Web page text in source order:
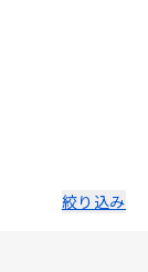
絞り込み